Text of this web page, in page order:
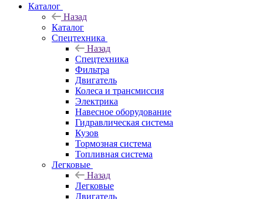
Каталог
Назад
Каталог
Спецтехника
Назад
Спецтехника
Фильтра
Двигатель
Колеса и трансмиссия
Электрика
Навесное оборудование
Гидравлическая система
Кузов
Тормозная система
Топливная система
Легковые
Назад
Легковые
Двигатель